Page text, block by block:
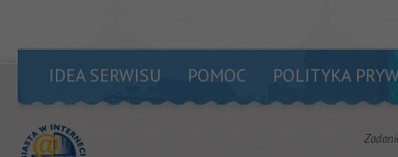
IDEA SERWISU POMOC POLITYKA